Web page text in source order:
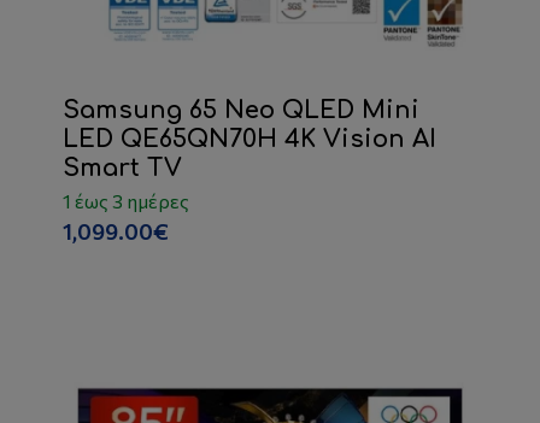
Samsung 65 Neo QLED Mini
LED QE65QN70H 4K Vision AI
Smart TV
1 έως 3 ημέρες
1,099.00€